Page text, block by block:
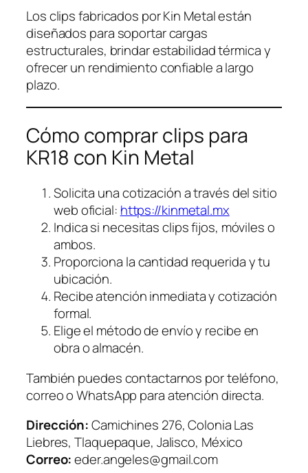
Los clips fabricados por Kin Metal están
diseñados para soportar cargas
estructurales, brindar estabilidad térmica y
ofrecer un rendimiento confiable a largo
plazo.
Cómo comprar clips para
KR18 con Kin Metal
Solicita una cotización a través del sitio
web oficial: https://kinmetal.mx
Indica si necesitas clips fijos, móviles o
ambos.
Proporciona la cantidad requerida y tu
ubicación.
Recibe atención inmediata y cotización
formal.
Elige el método de envío y recibe en
obra o almacén.
También puedes contactarnos por teléfono,
correo o WhatsApp para atención directa.
Dirección:Camichines 276, Colonia Las
Liebres, Tlaquepaque, Jalisco, México
Correo:eder.angeles@gmail.com